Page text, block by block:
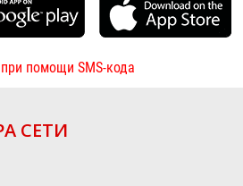
помощи SMS-кода
СЕТИ